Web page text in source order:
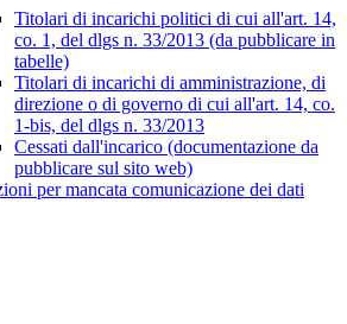
Titolari di incarichi politici di cui all'art. 14,
co. 1, del dlgs n. 33/2013 (da pubblicare in
tabelle)
Titolari di incarichi di amministrazione, di
direzione o di governo di cui all'art. 14, co.
1-bis, del dlgs n. 33/2013
Cessati dall'incarico (documentazione da
pubblicare sul sito web)
per mancata comunicazione dei dati